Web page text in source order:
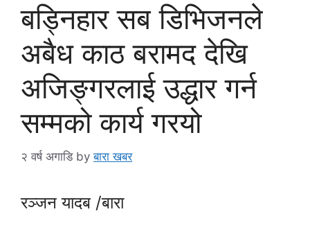
बड्निहार सब डिभिजनले
अबैध काठ बरामद देखि
अजिङ्गरलाई उद्धार गर्न
सम्मको कार्य गरयो
२ वर्ष अगाडि byबारा खबर
रञ्जन यादब /बारा